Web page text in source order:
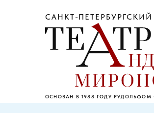
САНКТ-ПЕТЕРБУРГСКИЙ
ОСНОВАН В 1988 ГОДУ